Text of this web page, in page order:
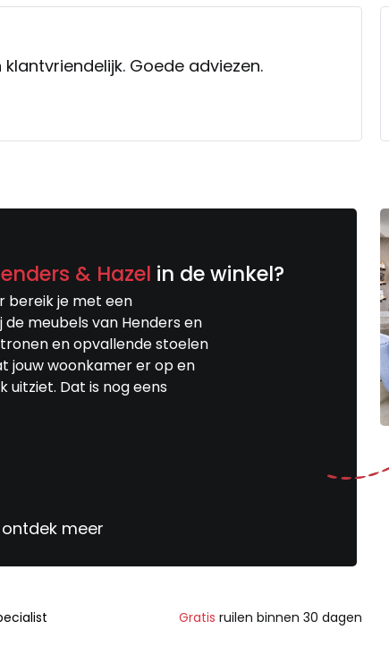
Goede adviezen.
& Hazel in de winkel?
bereik je met een
meubels van Henders en
en opvallende stoelen
jouw woonkamer er op en
uitziet. Dat is nog eens
meer
Gratis ruilen binnen 30 dagen